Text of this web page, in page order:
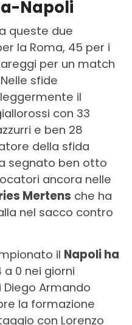
Napoli
queste due
la Roma, 45 per i
per un match
sfide
il
con 33
e ben 28
della sfida
segnato ben otto
ancora nelle
Mertens che ha
nel sacco contro
il Napoli ha
a 0 nei giorni
Armando
la formazione
con Lorenzo